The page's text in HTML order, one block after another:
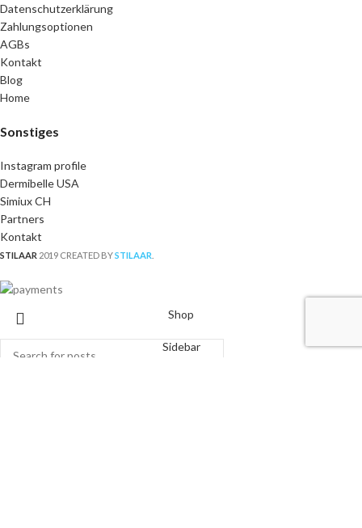
Datenschutzerklärung
Zahlungsoptionen
AGBs
Kontakt
Blog
Home
Sonstiges
Instagram profile
Dermibelle USA
Simiux CH
Partners
Kontakt
STILAAR 2019 CREATED BYSTILAAR
Shop
Sidebar